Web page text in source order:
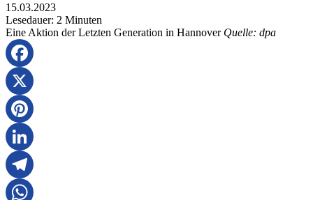
15.03.2023
Lesedauer: 2 Minuten
Eine Aktion der Letzten Generation in Hannover Quelle: dpa
Facebook
X
Pinterest
LinkedIn
Telegram